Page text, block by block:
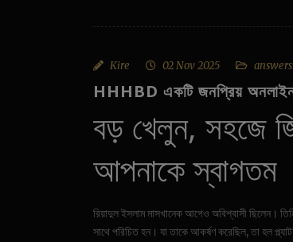
Kire 02 Nov 2025 answers
HHHBD একটি জনপ্রিয়
বড় খেলুন, সহজে
আপনাকে স্বাগতম
রিয়াদুল ইসলাম মাসখানেক আগেও অবিশ্বাসী ছিলেন।
সাথে পরিচিত হন। যা তাকে আকর্ষণ করেছিল, তা হল